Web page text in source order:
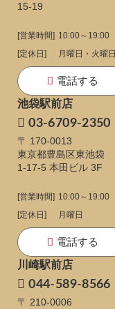
15-19
[営業時間] 10:00～19:00
[定休日]
月曜日・火曜日
電話する
池袋駅前店
03-6709-2350
〒 170-0013
東京都豊島区東池袋
1-17-5 本田ビル 3F
[営業時間] 10:00～19:00
[定休日]
月曜日
電話する
川崎駅前店
044-589-8566
〒 210-0006